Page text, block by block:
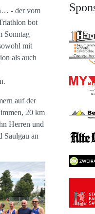
- der vom
bot
Sonntag
mit
als auch
auf der
20 km
Herren und
Saulgau an